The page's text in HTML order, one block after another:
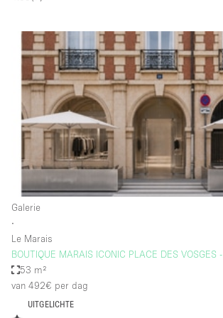
Restaurant / Bar / Café
Salon
Unieke ruimte
Vergaderruimte
Vrachtwagen
Winkel delen
Winkelruimte in winkelcentrum
Animals Friendly
Galerie
∙
Le Marais
BOUTIQUE MARAIS ICONIC PLACE DES VOSGES -
53 m²
van 492€ per dag
UITGELICHTE